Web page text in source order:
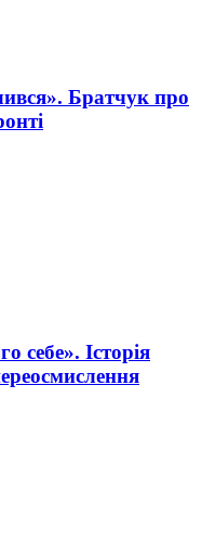
Братчук про
себе». Історія